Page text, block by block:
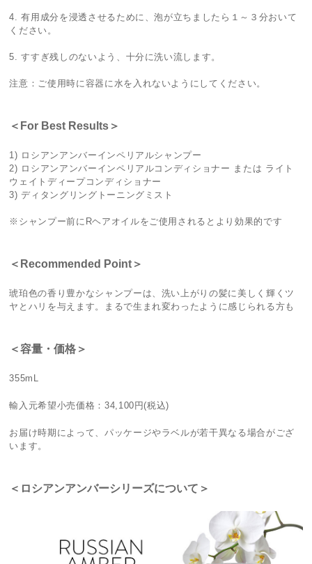
4. 有用成分を浸透させるために、泡が立ちましたら１～３分おいて
ください。
5. すすぎ残しのないよう、十分に洗い流します。
注意：ご使用時に容器に水を入れないようにしてください。
＜For Best Results＞
1) ロシアンアンバーインペリアルシャンプー
2) ロシアンアンバーインペリアルコンディショナー または ライト
ウェイトディープコンディショナー
3) ディタングリングトーニングミスト
※シャンプー前にRヘアオイルをご使用されるとより効果的です
＜Recommended Point＞
琥珀色の香り豊かなシャンプーは、洗い上がりの髪に美しく輝くツ
ヤとハリを与えます。まるで生まれ変わったように感じられる方も
＜容量・価格＞
355mL
輸入元希望小売価格：34,100円(税込)
お届け時期によって、パッケージやラベルが若干異なる場合がござ
います。
＜ロシアンアンバーシリーズについて＞